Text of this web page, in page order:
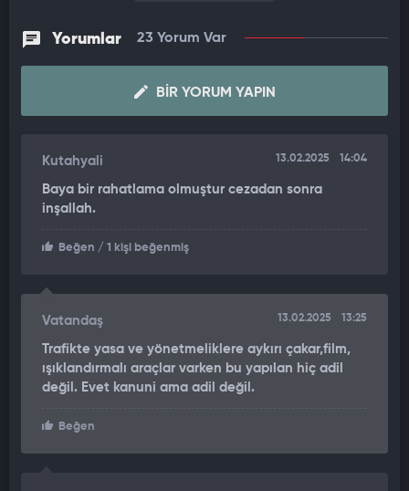
Bunun yanı sıra, aracın cam filmi ve izinsiz logo kullanımı gibi
ihlaller de ceza yazılmasına neden oldu.
ARACI TRAFİKTEN MEN EDİLDİ, EHLİYETİNE EL KONULDU
Yakışıklı Güvenlik lakaplı Sürmeli’ye kesilen cezalar bununla
30 gün boyunca trafikten men edildi. Bu kararla birlikte
usulsüzlükleriyle bir kez daha gündem oldu.
Yorumlar 23 Yorum Var
BIR YORUM YAPIN
Kutahyali 13.02.2025 14:04
Baya bir rahatlama olmuştur cezadan sonra
inşallah.
Beğen / 1 kişi beğenmiş
Vatandaş 13.02.2025 13:25
Trafikte yasa ve yönetmeliklere aykırı çakar,film,
ışıklandırmalı araçlar varken bu yapılan hiç adil
değil. Evet kanuni ama adil değil.
Beğen